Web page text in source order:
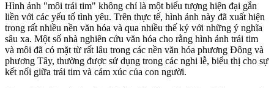
Hình ảnh "môi trái tim" không chỉ là một biểu tượng hiện đại gắn
liền với các yếu tố tình yêu. Trên thực tế, hình ảnh này đã xuất hiện
trong rất nhiều nền văn hóa và qua nhiều thế kỷ với những ý nghĩa
sâu xa. Một số nhà nghiên cứu văn hóa cho rằng hình ảnh trái tim
và môi đã có mặt từ rất lâu trong các nền văn hóa phương Đông và
phương Tây, thường được sử dụng trong các nghi lễ, biểu thị cho sự
kết nối giữa trái tim và cảm xúc của con người.